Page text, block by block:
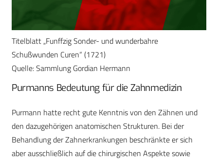
Titelblatt „Funffzig Sonder- und wunderbahre
Schußwunden Curen“ (1721)
Quelle: Sammlung Gordian Hermann
Purmanns Bedeutung für die Zahnmedizin
Purmann hatte recht gute Kenntnis von den Zähnen und
den dazugehörigen anatomischen Strukturen. Bei der
Behandlung der Zahnerkrankungen beschränkte er sich
aber ausschließlich auf die chirurgischen Aspekte sowie